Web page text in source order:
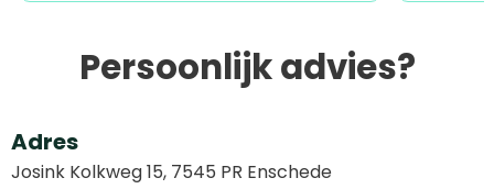
Persoonlijk advies?
Adres
Josink Kolkweg 15, 7545 PR Enschede